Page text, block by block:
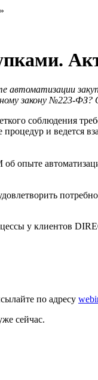
автоматизации
закону №223-
процедур и
опыте
у клиентов
по адресу
сейчас.